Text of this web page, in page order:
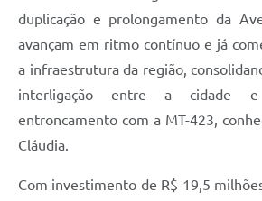
duplicação e prolongamento da
avançam em ritmo contínuo e já
a infraestrutura da região,
interligação entre a cidade
entroncamento com a MT-423,
Cláudia.
Com investimento de R$ 19,5